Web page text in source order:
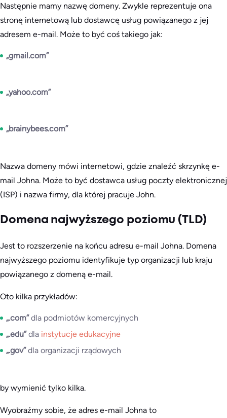
Następnie mamy nazwę domeny. Zwykle reprezentuje ona
stronę internetową lub dostawcę usług powiązanego z jej
adresem e-mail. Może to być coś takiego jak:
„gmail.com”
„yahoo.com”
„brainybees.com”
Nazwa domeny mówi internetowi, gdzie znaleźć skrzynkę e-
mail Johna. Może to być dostawca usług poczty elektronicznej
(ISP) i nazwa firmy, dla której pracuje John.
Domena najwyższego poziomu (TLD)
Jest to rozszerzenie na końcu adresu e-mail Johna. Domena
najwyższego poziomu identyfikuje typ organizacji lub kraju
powiązanego z domeną e-mail.
Oto kilka przykładów:
„.com”dla podmiotów komercyjnych
„.edu”dla instytucje edukacyjne
„.gov”dla organizacji rządowych
by wymienić tylko kilka.
Wyobraźmy sobie, że adres e-mail Johna to